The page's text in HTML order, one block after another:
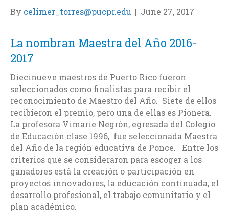
By celimer_torres@pucpr.edu | June 27, 2017
La nombran Maestra del Año 2016-
2017
Diecinueve maestros de Puerto Rico fueron
seleccionados como finalistas para recibir el
reconocimiento de Maestro del Año. Siete de ellos
recibieron el premio, pero una de ellas es Pionera.
La profesora Vimarie Negrón, egresada del Colegio
de Educación clase 1996, fue seleccionada Maestra
del Año de la región educativa de Ponce. Entre los
criterios que se consideraron para escoger a los
ganadores está la creación o participación en
proyectos innovadores, la educación continuada, el
desarrollo profesional, el trabajo comunitario y el
plan académico.